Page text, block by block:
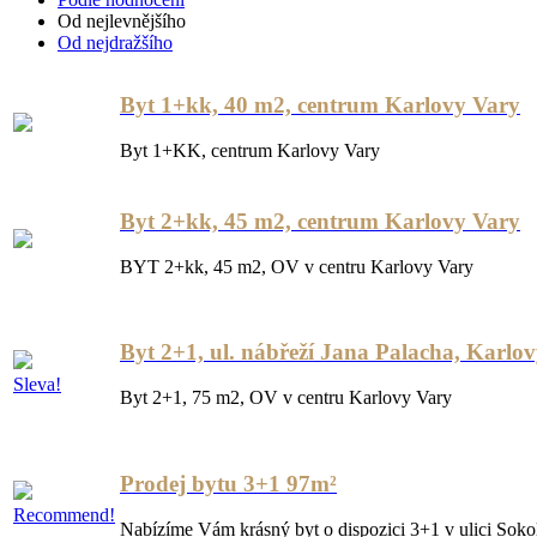
Od nejlevnějšího
Od nejdražšího
Byt 1+kk, 40 m2, centrum Karlovy Vary
Byt 1+KK, centrum Karlovy Vary
Byt 2+kk, 45 m2, centrum Karlovy Vary
BYT 2+kk, 45 m2, OV v centru Karlovy Vary
Sleva!
Byt 2+1, ul. nábřeží Jana Palacha,
Byt 2+1, 75 m2, OV v centru Karlovy Vary
Recommend!
Prodej bytu 3+1 97m²
Nabízíme Vám krásný byt o dispozici 3+1 v ulici